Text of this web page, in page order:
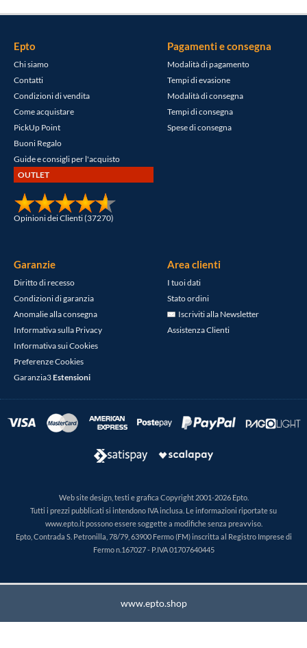
Epto
Chi siamo
Contatti
Condizioni di vendita
Come acquistare
PickUp Point
Buoni Regalo
Guide e consigli per l'acquisto
OUTLET
Opinioni dei Clienti (37270)
Pagamenti e consegna
Modalità di pagamento
Tempi di evasione
Modalità di consegna
Tempi di consegna
Spese di consegna
Garanzie
Diritto di recesso
Condizioni di garanzia
Anomalie alla consegna
Informativa sulla Privacy
Informativa sui Cookies
Preferenze Cookies
Garanzia3Estensioni
Area clienti
I tuoi dati
Stato ordini
Iscriviti alla Newsletter
Assistenza Clienti
Web site design, testi e grafica Copyright 2001-2026 Epto.
Tutti i prezzi pubblicati si intendono IVA inclusa. Le informazioni riportate su
www.epto.it possono essere soggette a modifiche senza preavviso.
Epto, Contrada S. Petronilla, 78/79, 63900 Fermo (FM) inscritta al Registro Imprese di
Fermo n.167027 - P.IVA 01707640445
www.epto.shop